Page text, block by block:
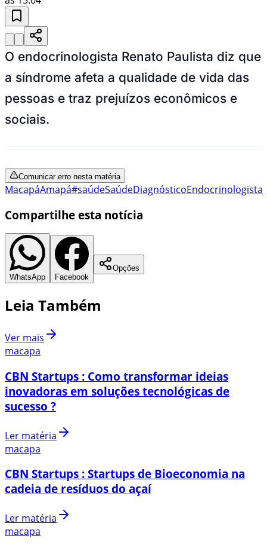
O endocrinologista Renato Paulista diz que
a síndrome afeta a qualidade de vida das
pessoas e traz prejuízos econômicos e
sociais.
Comunicar erro nesta matéria
MacapáAmapá#saúdeSaúdeDiagnósticoEndocrinologista
Compartilhe esta notícia
WhatsApp Facebook
Opções
Leia Também
Ver mais
macapa
CBN Startups : Como transformar ideias
inovadoras em soluções tecnológicas de
sucesso ?
Ler matéria
macapa
CBN Startups : Startups de Bioeconomia na
cadeia de resíduos do açaí
Ler matéria
macapa